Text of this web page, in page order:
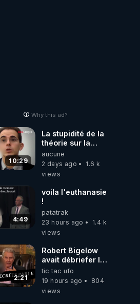
Why this ad?
10:29
La stupidité de la
théorie sur la
responsabilité de
l’homme
concernant le
carbone.
aucune
2 days ago
1.6 k
views
4:49
voila l'euthanasie
!
patatrak
23 hours ago
1.4 k
views
2:21
Robert Bigelow
avait débriefer le
pédophile
génocidaire de
donald j trump
tic tac ufo
19 hours ago
804
views